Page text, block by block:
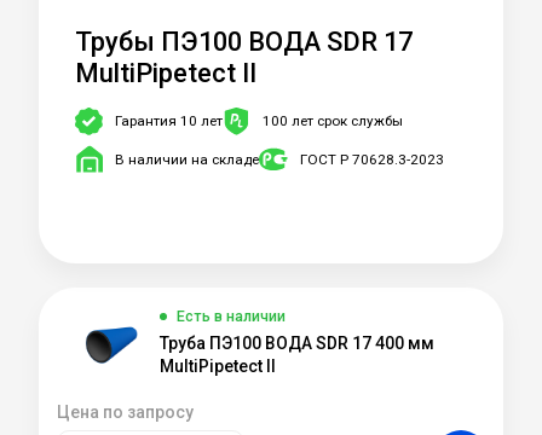
Трубы ПЭ100 ВОДА SDR 17
MultiPipetect II
Гарантия 10 лет 100 лет срок службы
В наличии на складе ГОСТ Р 70628.3-2023
Есть в наличии
Труба ПЭ100 ВОДА SDR 17 400 мм
MultiPipetect II
Цена по запросу